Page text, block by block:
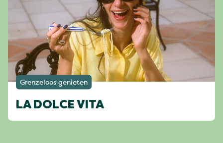
Grenzeloos genieten
LA DOLCE VITA